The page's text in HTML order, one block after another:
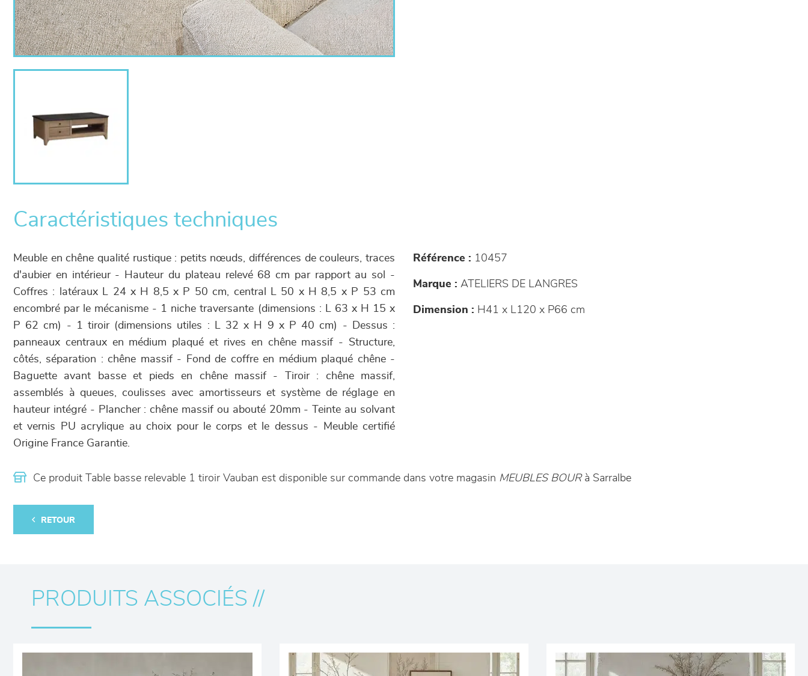
Caractéristiques techniques
Meuble en chêne qualité rustique : petits nœuds, différences de couleurs, traces
d'aubier en intérieur - Hauteur du plateau relevé 68 cm par rapport au sol -
Coffres : latéraux L 24 x H 8,5 x P 50 cm, central L 50 x H 8,5 x P 53 cm
encombré par le mécanisme - 1 niche traversante (dimensions : L 63 x H 15 x
P 62 cm) - 1 tiroir (dimensions utiles : L 32 x H 9 x P 40 cm) - Dessus :
panneaux centraux en médium plaqué et rives en chêne massif - Structure,
côtés, séparation : chêne massif - Fond de coffre en médium plaqué chêne -
Baguette avant basse et pieds en chêne massif - Tiroir : chêne massif,
assemblés à queues, coulisses avec amortisseurs et système de réglage en
hauteur intégré - Plancher : chêne massif ou abouté 20mm - Teinte au solvant
et vernis PU acrylique au choix pour le corps et le dessus - Meuble certifié
Origine France Garantie.
Référence : 10457
Marque : ATELIERS DE LANGRES
Dimension : H41 x L120 x P66 cm
Ce produit Table basse relevable 1 tiroir Vauban est disponible sur commande dans votre magasin MEUBLES BOURà Sarralbe
RETOUR
PRODUITS ASSOCIÉS //